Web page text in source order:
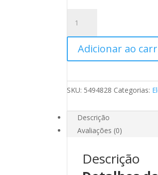
Brastemp
Inverse
110v
BRE50NK
Evox
-
quantidade
Adicionar ao
SKU: 5494828 Categorias:
Descrição
Avaliações (0)
Descrição